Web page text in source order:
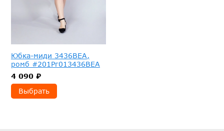
Юбка-миди 3436ВЕА,
ромб #201Рг013436ВЕА
4 090 ₽
Выбрать